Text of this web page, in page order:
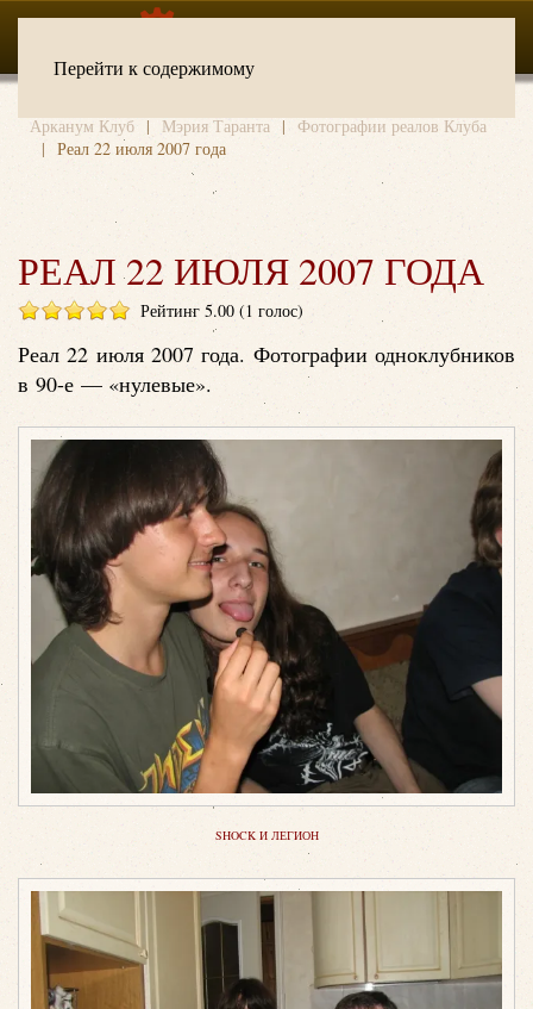
Перейти к содержимому
Арканум Клуб Мэрия Таранта
Фотографии реалов Клуба
Реал 22 июля 2007 года
РЕАЛ 22 ИЮЛЯ 2007 ГОДА
Рейтинг 5.00 (1 голос)
Реал 22 июля 2007 года. Фотографии одноклубников
в 90-е — «нулевые».
SHOCK И ЛЕГИОН